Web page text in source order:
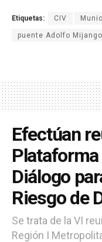
Etiquetas: CIV
puente Adolfo
Efectúan
Diálogo
Riesgo de
Se trata de la VI
Región I